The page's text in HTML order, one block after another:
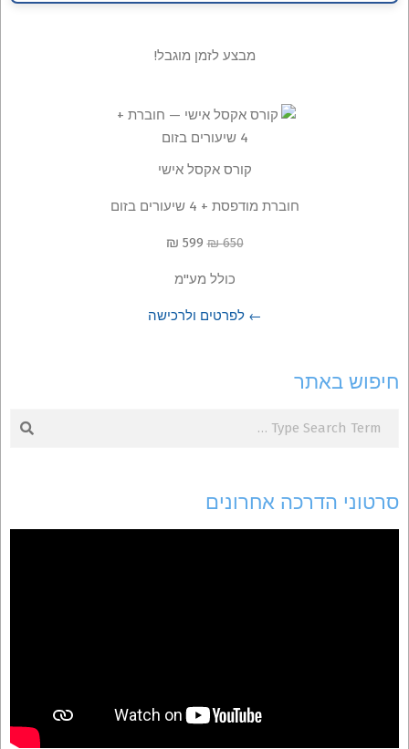
מבצע לזמן מוגבל!
קורס אקסל אישי
חוברת מודפסת + 4 שיעורים בזום
650 ₪
599 ₪
כולל מע"מ
← לפרטים ולרכישה
חיפוש באתר
סרטוני הדרכה אחרונים